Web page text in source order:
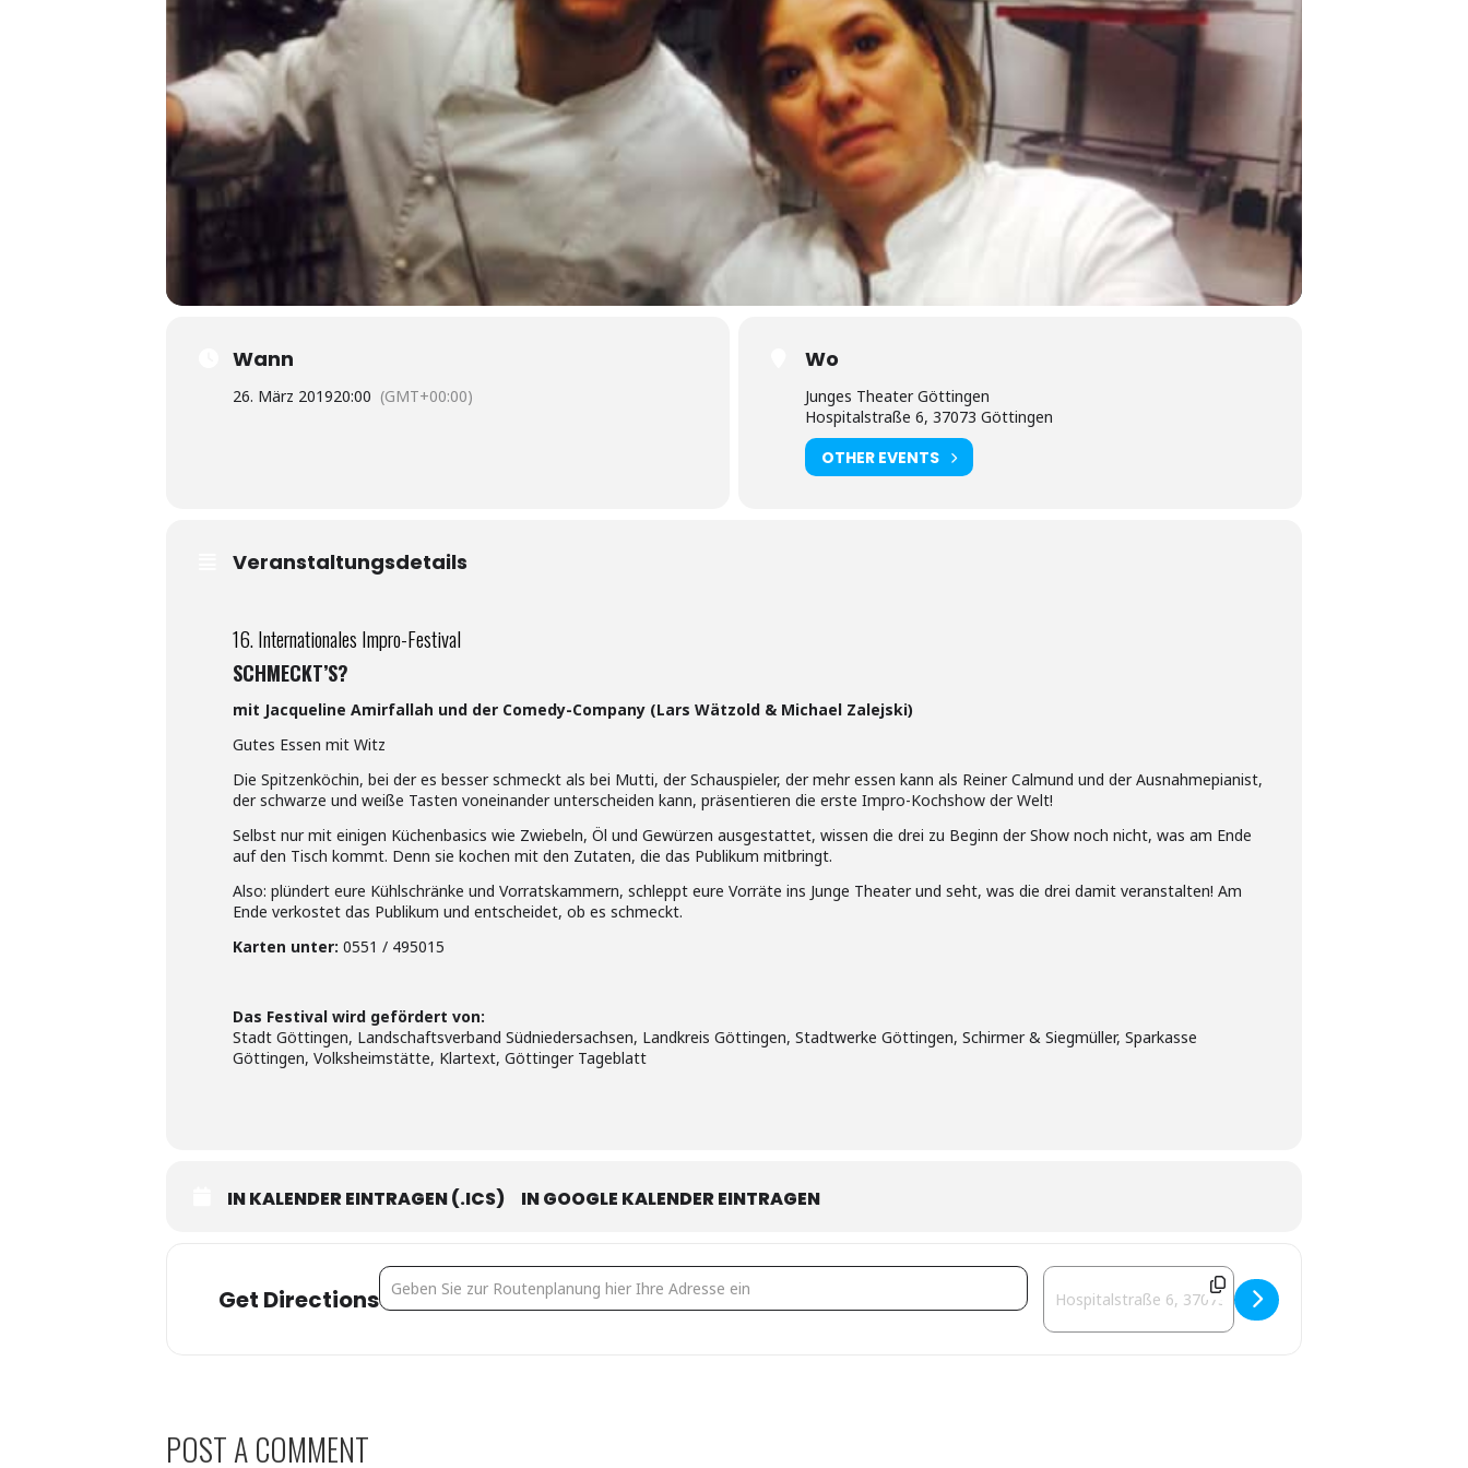
Wann
26. März 201920:00 (GMT+00:00)
Wo
Junges Theater Göttingen
Hospitalstraße 6, 37073 Göttingen
OTHER EVENTS
Veranstaltungsdetails
16. Internationales Impro-Festival
SCHMECKT’S?
mit Jacqueline Amirfallah und der Comedy-Company (Lars Wätzold & Michael Zalejski)
Gutes Essen mit Witz
Die Spitzenköchin, bei der es besser schmeckt als bei Mutti, der Schauspieler, der mehr essen kann als Reiner Calmund und der Ausnahmepianist,
der schwarze und weiße Tasten voneinander unterscheiden kann, präsentieren die erste Impro-Kochshow der Welt!
Selbst nur mit einigen Küchenbasics wie Zwiebeln, Öl und Gewürzen ausgestattet, wissen die drei zu Beginn der Show noch nicht, was am Ende
auf den Tisch kommt. Denn sie kochen mit den Zutaten, die das Publikum mitbringt.
Also: plündert eure Kühlschränke und Vorratskammern, schleppt eure Vorräte ins Junge Theater und seht, was die drei damit veranstalten! Am
Ende verkostet das Publikum und entscheidet, ob es schmeckt.
Karten unter: 0551 / 495015
Das Festival wird gefördert von:
Stadt Göttingen, Landschaftsverband Südniedersachsen, Landkreis Göttingen, Stadtwerke Göttingen, Schirmer & Siegmüller, Sparkasse
Göttingen, Volksheimstätte, Klartext, Göttinger Tageblatt
IN KALENDER EINTRAGEN (.ICS) IN GOOGLE KALENDER EINTRAGEN
Get Directions
Address - 16. Internationales Impro-Festival: SCHMECKT'S? | JUNGES THEATER GÖTTINGEN [jaXkLDESU]Destination Address - 16. Internationales Impro-Festival:
POST A COMMENT